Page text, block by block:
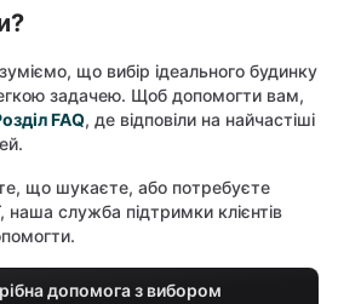
що вибір ідеального будинку
задачею. Щоб допомогти вам,
FAQ, де відповіли на найчастіші
що шукаєте, або потребуєте
наша служба підтримки клієнтів
допомога з вибором